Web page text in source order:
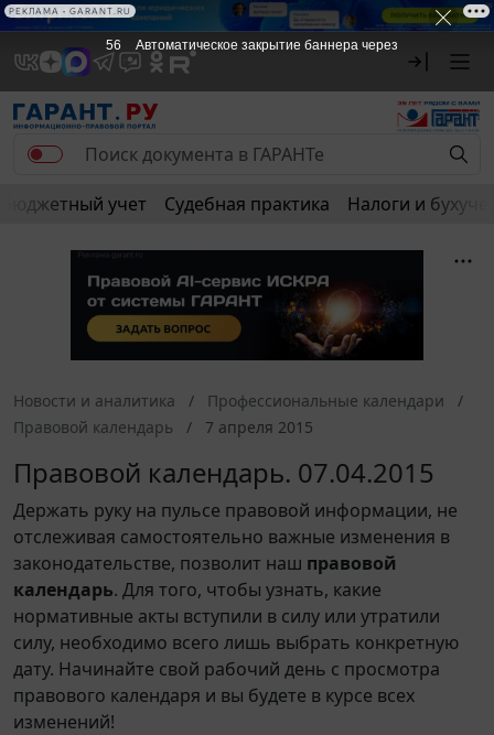
Бюджетный учет Судебная практика Налоги и
Новости и аналитика
Профессиональные календари
Правовой календарь
7 апреля 2015
Правовой календарь. 07.04.2015
Держать руку на пульсе правовой информации, не
отслеживая самостоятельно важные изменения в
законодательстве, позволит наш правовой
календарь. Для того, чтобы узнать, какие
нормативные акты вступили в силу или утратили
силу, необходимо всего лишь выбрать конкретную
дату. Начинайте свой рабочий день с просмотра
правового календаря и вы будете в курсе всех
изменений!
56 Автоматическое закрытие баннера через
РЕКЛАМА • GARANT.RU